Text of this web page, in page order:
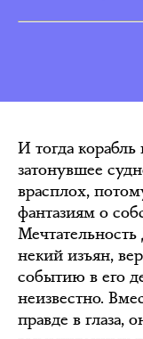
И тогда корабль
затонувшее
врасплох,
фантазиям о
некий изъян,
событию в его
неизвестно.
правде в глаза,